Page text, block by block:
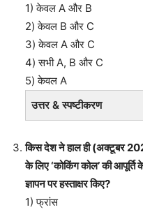
1) केवल A और B
2) केवल B और C
3) केवल A और C
4) सभी A, B और C
5) केवल A
उत्तर & स्पष्टीकरण
किस देश ने हाल ही (अक्टूबर
के लिए ‘कोकिंग कोल’ की
ज्ञापन पर हस्ताक्षर किए?
1) फ्रांस